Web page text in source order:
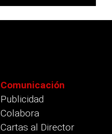
Comunicación
Publicidad
Colabora
Cartas al Director